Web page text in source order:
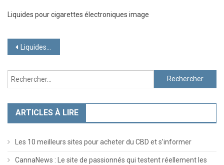
Liquides pour cigarettes électroniques image
Navigation
de
l’article
Liquides pour cigarettes électroniques
Rechercher :
ARTICLES À LIRE
Les 10 meilleurs sites pour acheter du CBD et s’informer
CannaNews : Le site de passionnés qui testent réellement les